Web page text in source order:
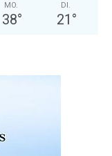
MO.
38°
DI.
21 °